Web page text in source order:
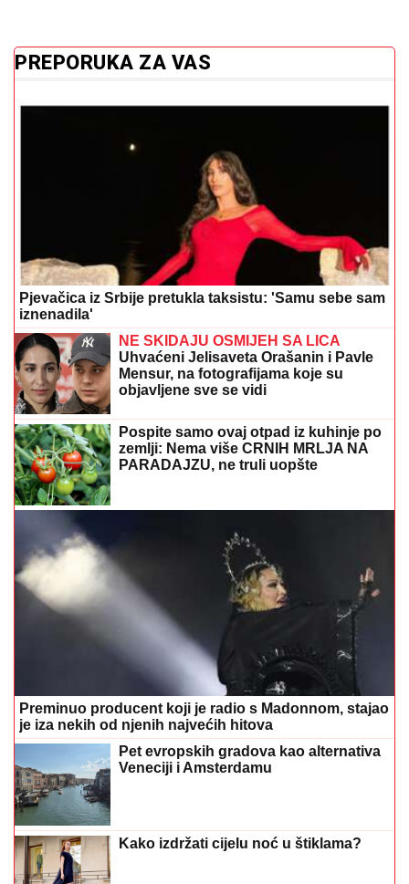
Pjevačica iz Srbije pretukla taksistu: 'Samu sebe sam
iznenadila'
NE SKIDAJU OSMIJEH SA LICA
Uhvaćeni Jelisaveta Orašanin i Pavle
Mensur, na fotografijama koje su
objavljene sve se vidi
Pospite samo ovaj otpad iz kuhinje po
zemlji: Nema više CRNIH MRLJA NA
PARADAJZU, ne truli uopšte
Preminuo producent koji je radio s Madonnom, stajao
je iza nekih od njenih najvećih hitova
Pet evropskih gradova kao alternativa
Veneciji i Amsterdamu